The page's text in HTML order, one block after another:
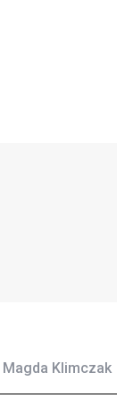
Magda Klimczak